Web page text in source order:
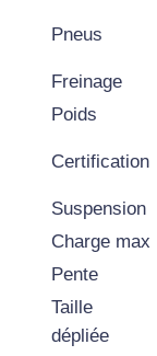
R
Q
U
D
U
A
T
R
O
Pneus
Freinage
Poids
Certification
Suspension
Charge max
Pente
Taille
dépliée